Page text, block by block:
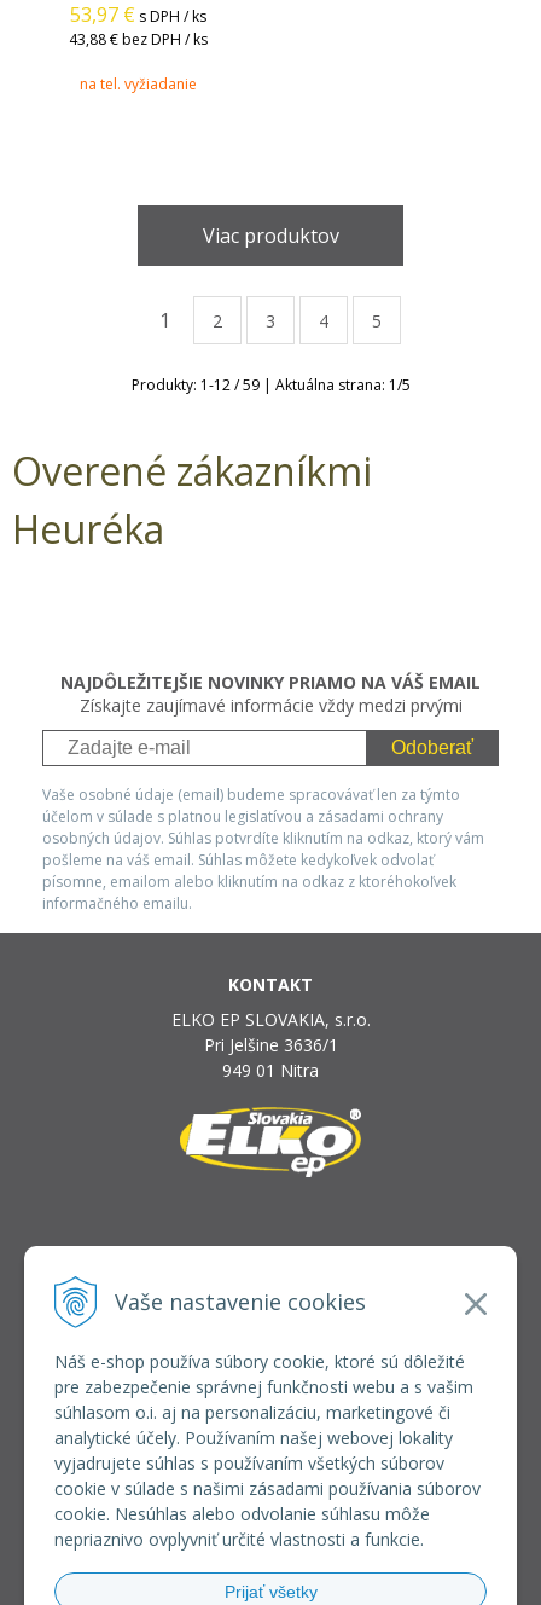
Vaše nastavenie cookies
Náš e-shop používa súbory cookie, ktoré sú dôležité
pre zabezpečenie správnej funkčnosti webu a s vašim
súhlasom o.i. aj na personalizáciu, marketingové či
analytické účely. Používaním našej webovej lokality
vyjadrujete súhlas s používaním všetkých súborov
cookie v súlade s našimi zásadami používania súborov
cookie. Nesúhlas alebo odvolanie súhlasu môže
nepriaznivo ovplyvniť určité vlastnosti a funkcie.
Prijať všetky
53,97 € s DPH / ks
43,88 €bez DPH / ks
na tel. vyžiadanie
Viac produktov
1 2 3 4 5
Produkty: 1-12/59| Aktuálna strana: 1/5
Overené zákazníkmi
Heuréka
NAJDÔLEŽITEJŠIE NOVINKY PRIAMO NA VÁŠ EMAIL
Získajte zaujímavé informácie vždy medzi prvými
Odoberať
Vaše osobné údaje (email) budeme spracovávať len za týmto
účelom v súlade s platnou legislatívou a zásadami ochrany
osobných údajov. Súhlas potvrdíte kliknutím na odkaz, ktorý vám
pošleme na váš email. Súhlas môžete kedykoľvek odvolať
písomne, emailom alebo kliknutím na odkaz z ktoréhokoľvek
informačného emailu.
KONTAKT
ELKO EP SLOVAKIA, s.r.o.
Pri Jelšine 3636/1
949 01 Nitra
INFOLINKA
+421 37 6586 731
VŠETKO O NÁKUPE
REGISTRÁCIA VEĽKOOBCHOD
Formulár na odsúpenie od zmluvy
Doprava a platba
Všeobecné obchodné podmienky
Reklamačný poriadok
Používanie súborov cookies